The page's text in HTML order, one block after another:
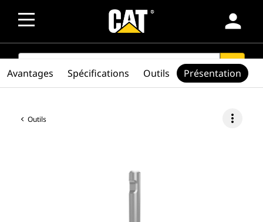
person
SEARCH search
Outils more_vert
Avantages Spécifications Outils Présentation